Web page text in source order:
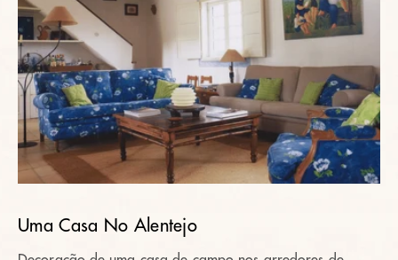
Uma Casa No Alentejo